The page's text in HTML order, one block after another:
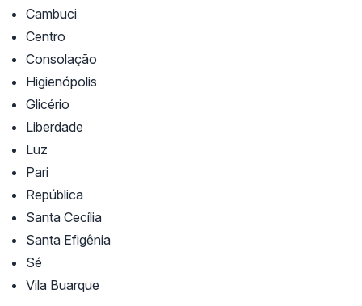
Cambuci
Centro
Consolação
Higienópolis
Glicério
Liberdade
Luz
Pari
República
Santa Cecília
Santa Efigênia
Sé
Vila Buarque